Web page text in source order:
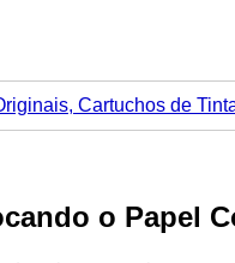
Cartuchos de
o Papel